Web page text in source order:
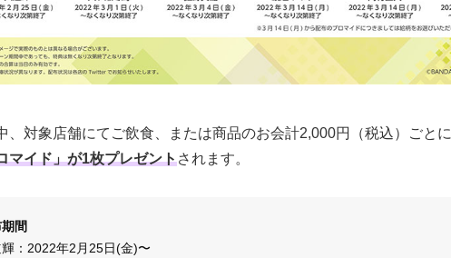
、対象店舗にてご飲食、または商品のお会計2,000円（税込）ごとに
マイド」が1枚プレゼントされます。
間
輝：2022年2月25日(金)〜